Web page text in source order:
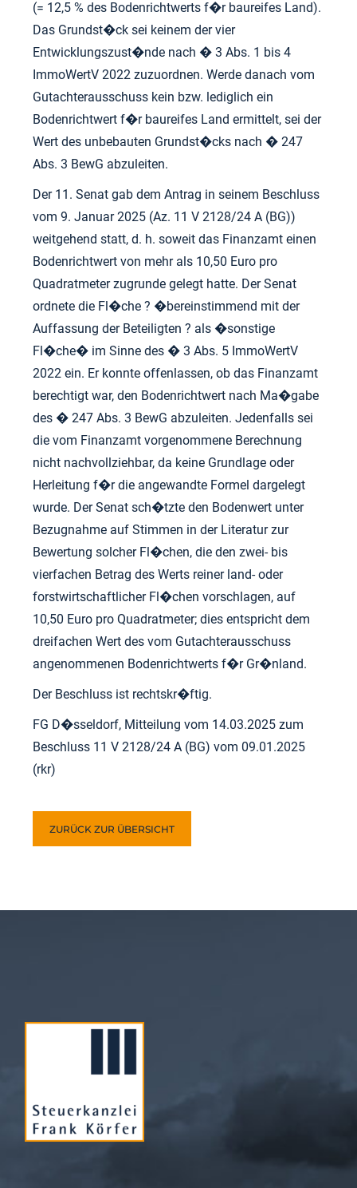
(= 12,5 % des Bodenrichtwerts f�r baureifes Land).
Das Grundst�ck sei keinem der vier
Entwicklungszust�nde nach � 3 Abs. 1 bis 4
ImmoWertV 2022 zuzuordnen. Werde danach vom
Gutachterausschuss kein bzw. lediglich ein
Bodenrichtwert f�r baureifes Land ermittelt, sei der
Wert des unbebauten Grundst�cks nach � 247
Abs. 3 BewG abzuleiten.
Der 11. Senat gab dem Antrag in seinem Beschluss
vom 9. Januar 2025 (Az. 11 V 2128/24 A (BG))
weitgehend statt, d. h. soweit das Finanzamt einen
Bodenrichtwert von mehr als 10,50 Euro pro
Quadratmeter zugrunde gelegt hatte. Der Senat
ordnete die Fl�che ? �bereinstimmend mit der
Auffassung der Beteiligten ? als �sonstige
Fl�che� im Sinne des � 3 Abs. 5 ImmoWertV
2022 ein. Er konnte offenlassen, ob das Finanzamt
berechtigt war, den Bodenrichtwert nach Ma�gabe
des � 247 Abs. 3 BewG abzuleiten. Jedenfalls sei
die vom Finanzamt vorgenommene Berechnung
nicht nachvollziehbar, da keine Grundlage oder
Herleitung f�r die angewandte Formel dargelegt
wurde. Der Senat sch�tzte den Bodenwert unter
Bezugnahme auf Stimmen in der Literatur zur
Bewertung solcher Fl�chen, die den zwei- bis
vierfachen Betrag des Werts reiner land- oder
forstwirtschaftlicher Fl�chen vorschlagen, auf
10,50 Euro pro Quadratmeter; dies entspricht dem
dreifachen Wert des vom Gutachterausschuss
angenommenen Bodenrichtwerts f�r Gr�nland.
Der Beschluss ist rechtskr�ftig.
FG D�sseldorf, Mitteilung vom 14.03.2025 zum
Beschluss 11 V 2128/24 A (BG) vom 09.01.2025
(rkr)
ZURÜCK ZUR ÜBERSICHT